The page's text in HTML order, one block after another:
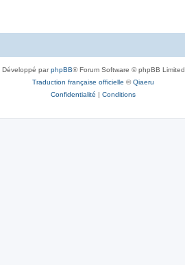
Développé parphpBB® Forum Software © phpBB Limited
Traduction française officielle ©Qiaeru
Confidentialité | Conditions